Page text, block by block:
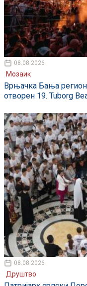
08.08.2026
Мозаик
Врњачка Бања
отворен 19. Tuborg
08.08.2026
Друштво